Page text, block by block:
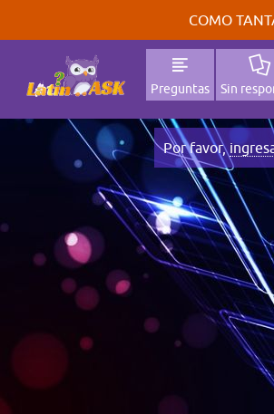
COMO
Preguntas Sin
Por favor,